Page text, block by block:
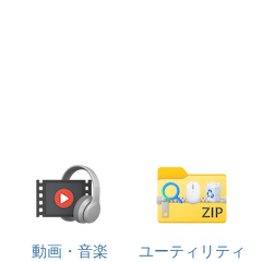
動画・音楽 ユーティリティ